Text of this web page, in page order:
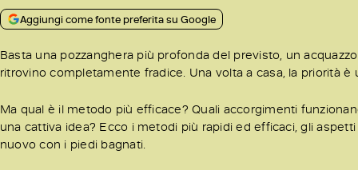
Aggiungi come fonte preferita su Google
Basta una pozzanghera più profonda del previsto, un
ritrovino completamente fradice. Una volta a casa, la priorità
Ma qual è il metodo più efficace? Quali accorgimenti
una cattiva idea? Ecco i metodi più rapidi ed efficaci, gli
nuovo con i piedi bagnati.